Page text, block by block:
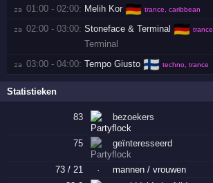
za 01:00 - 02:00: Melih Kor 🇩🇪 trance, caribbean
za 02:00 - 03:00: Stoneface & Terminal 🇩🇪 trance
Terminal
za 03:00 - 04:00: Tempo Giusto 🇫🇮 techno, trance
Statistieken
83 bezoekers
75 geïnteresseerd
73 / 21 ·
mannen / vrouwen